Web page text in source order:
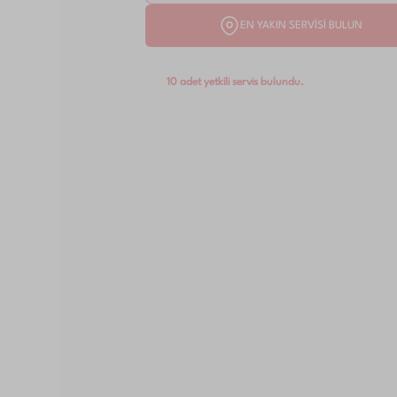
EN YAKIN SERVİSİ BULUN
10 adet yetkili servis bulundu.